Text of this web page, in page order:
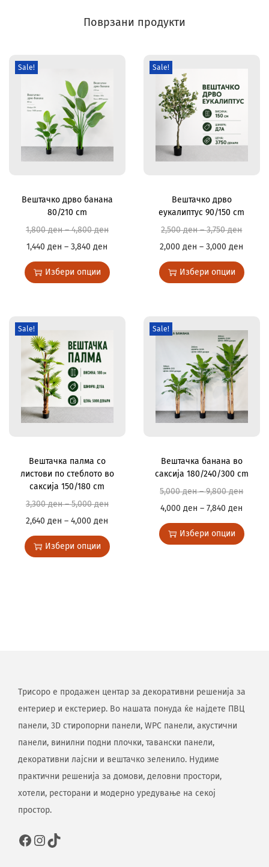
Поврзани продукти
Sale!
Вештачко дрво банана
80/210 cm
1,800ден–4,800ден
1,440ден –3,840ден
Избери опции
Sale!
Вештачко дрво
еукалиптус 90/150 cm
2,500ден–3,750ден
2,000ден –3,000ден
Избери опции
Sale!
Вештачка палма со
листови по стеблото во
саксија 150/180 cm
3,300ден–5,000ден
2,640ден –4,000ден
Избери опции
Sale!
Вештачка банана во
саксија 180/240/300 cm
5,000ден–9,800ден
4,000ден –7,840ден
Избери опции
Трисоро е продажен центар за декоративни решенија за
ентериер и екстериер. Во нашата понуда ќе најдете ПВЦ
панели, 3D стиропорни панели, WPC панели, акустични
панели, винилни подни плочки, тавански панели,
декоративни лајсни и вештачко зеленило. Нудиме
практични решенија за домови, деловни простори,
хотели, ресторани и модерно уредување на секој
простор.